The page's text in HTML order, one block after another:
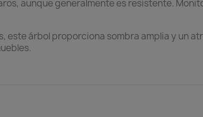
aunque generalmente es resistente.
árbol proporciona sombra amplia y un